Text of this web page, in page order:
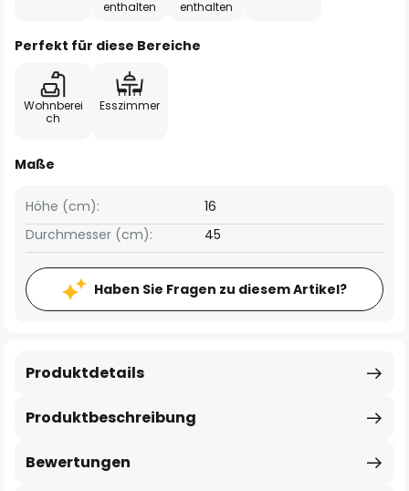
enthalten
enthalten
Perfekt für diese Bereiche
Wohnberei
ch
Esszimmer
Maße
Höhe (cm):
16
Durchmesser (cm):
45
Haben Sie Fragen zu diesem Artikel?
Produktbeschreibung
Produktdetails
Bewertungen